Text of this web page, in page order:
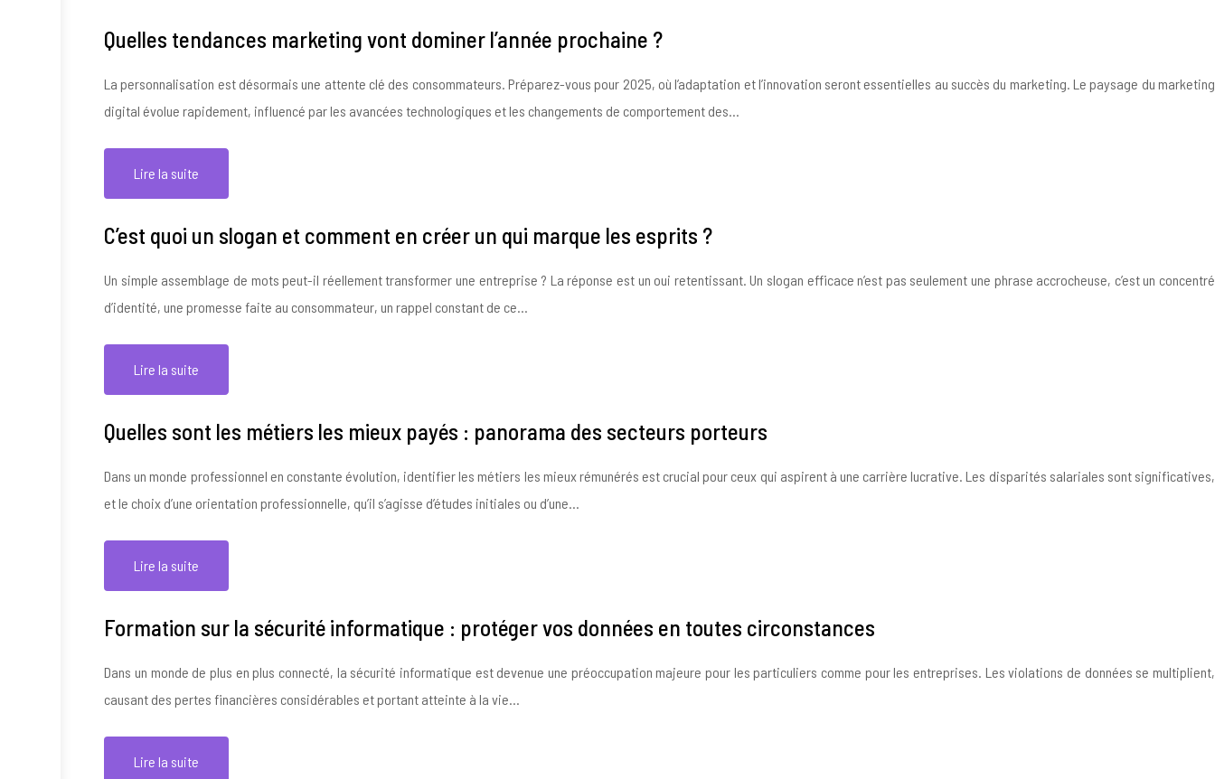
Quelles tendances marketing vont dominer l’année prochaine ?
La personnalisation est désormais une attente clé des consommateurs. Préparez-vous pour 2025, où l’adaptation et l’innovation seront essentielles au succès du marketing. Le paysage du marketing
digital évolue rapidement, influencé par les avancées technologiques et les changements de comportement des…
Lire la suite
C’est quoi un slogan et comment en créer un qui marque les esprits ?
Un simple assemblage de mots peut-il réellement transformer une entreprise ? La réponse est un oui retentissant. Un slogan efficace n’est pas seulement une phrase accrocheuse, c’est un concentré
d’identité, une promesse faite au consommateur, un rappel constant de ce…
Lire la suite
Quelles sont les métiers les mieux payés : panorama des secteurs porteurs
Dans un monde professionnel en constante évolution, identifier les métiers les mieux rémunérés est crucial pour ceux qui aspirent à une carrière lucrative. Les disparités salariales sont significatives,
et le choix d’une orientation professionnelle, qu’il s’agisse d’études initiales ou d’une…
Lire la suite
Formation sur la sécurité informatique : protéger vos données en toutes circonstances
Dans un monde de plus en plus connecté, la sécurité informatique est devenue une préoccupation majeure pour les particuliers comme pour les entreprises. Les violations de données se multiplient,
causant des pertes financières considérables et portant atteinte à la vie…
Lire la suite